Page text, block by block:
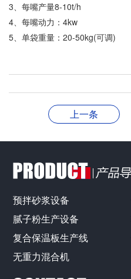
3、每嘴产量8-10t/h
4、每嘴动力：4kw
5、单袋重量：20-50kg(可调)
上一条
预拌砂浆设备
腻子粉生产设备
复合保温板生产线
无重力混合机